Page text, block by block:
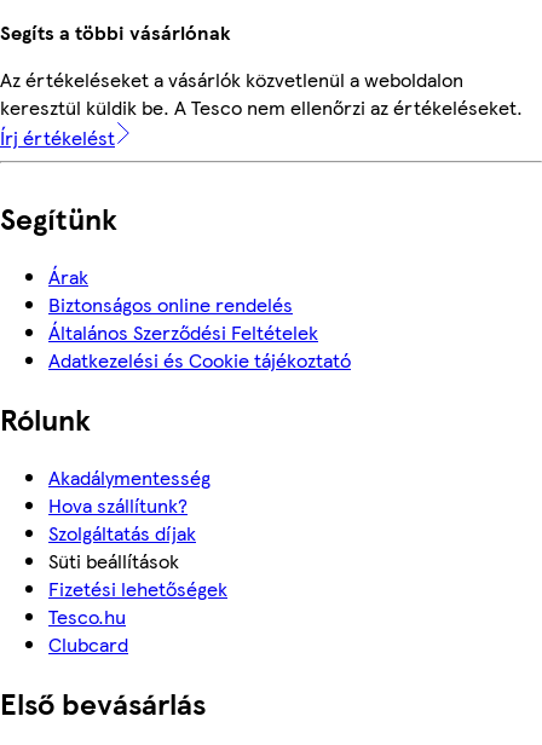
Segíts a többi vásárlónak
Az értékeléseket a vásárlók közvetlenül a weboldalon
keresztül küldik be. A Tesco nem ellenőrzi az értékeléseket.
Írj értékelést
Segítünk
Árak
Biztonságos online rendelés
Általános Szerződési Feltételek
Adatkezelési és Cookie tájékoztató
Rólunk
Akadálymentesség
Hova szállítunk?
Szolgáltatás díjak
Süti beállítások
Fizetési lehetőségek
Tesco.hu
Clubcard
Első bevásárlás